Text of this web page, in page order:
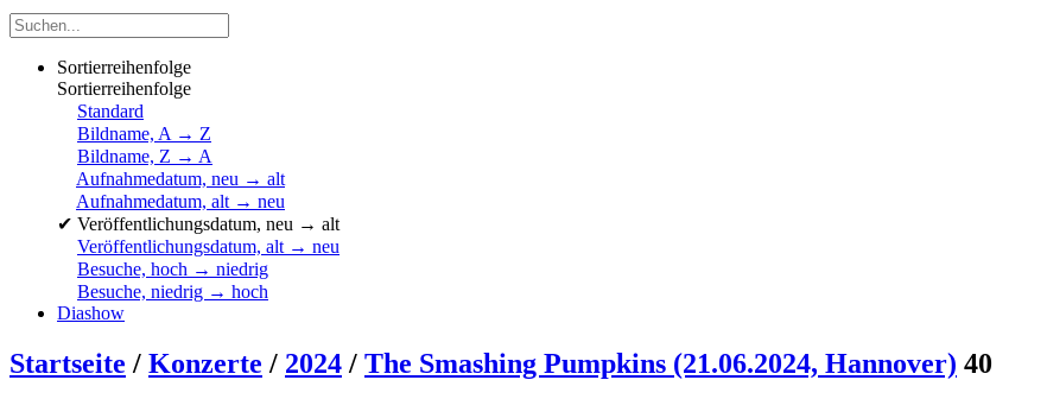
Sortierreihenfolge
Sortierreihenfolge
Standard
Bildname, A → Z
Bildname, Z → A
Aufnahmedatum, neu → alt
Aufnahmedatum, alt → neu
✔ Veröffentlichungsdatum, neu → alt
Veröffentlichungsdatum, alt → neu
Besuche, hoch → niedrig
Besuche, niedrig → hoch
Diashow
Startseite / Konzerte / 2024 / The Smashing Pumpkins (21.06.2024, Hannover) 40